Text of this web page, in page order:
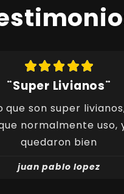
¨Super Livianos¨
que son super
normalmente uso,
quedaron bien
juan pablo lopez